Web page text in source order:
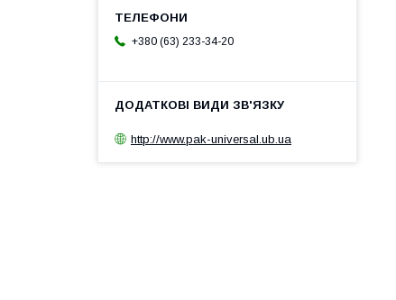
+380 (63) 233-34-20
http://www.pak-universal.ub.ua